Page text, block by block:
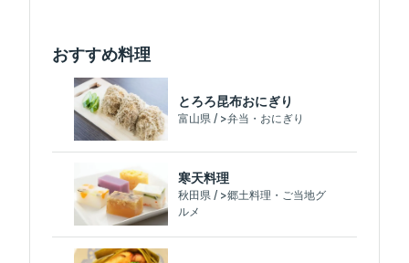
おすすめ料理
とろろ昆布おにぎり
富山県 / >弁当・おにぎり
寒天料理
秋田県 / >郷土料理・ご当地グ
ルメ